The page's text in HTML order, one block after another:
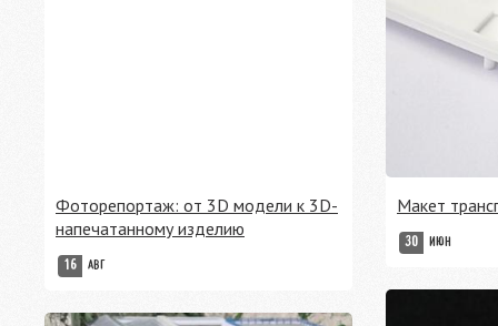
16 АВГ
Фоторепортаж: от 3D модели к 3D-
напечатанному изделию
30 ИЮН
Макет